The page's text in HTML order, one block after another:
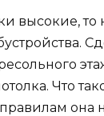
высокие, то
Что
она